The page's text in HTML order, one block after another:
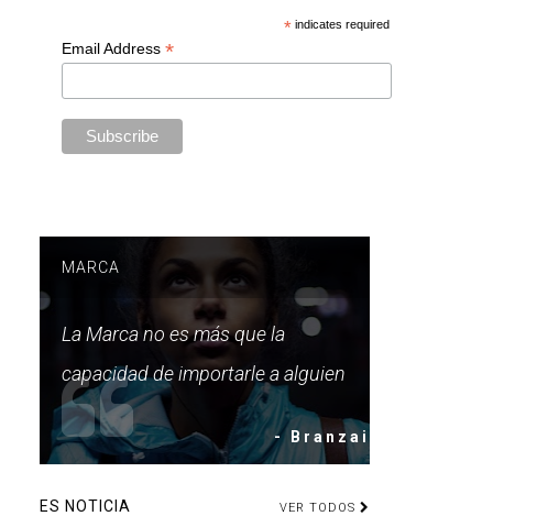
*indicates required
Email Address *
MARCA
La Marca no es más que la
capacidad de importarle a alguien
- Branzai
ES NOTICIA VER TODOS